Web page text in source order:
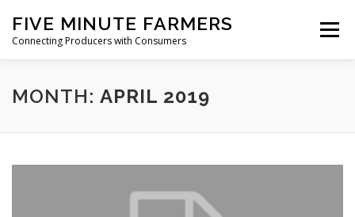
content
FIVE MINUTE FARMERS
Connecting Producers with Consumers
Menu
FEATURES ABOUT SERVICES
MONTH: APRIL 2019